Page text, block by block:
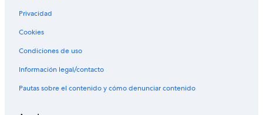
Privacidad
Cookies
Condiciones de uso
Información legal/contacto
Pautas sobre el contenido y cómo denunciar contenido